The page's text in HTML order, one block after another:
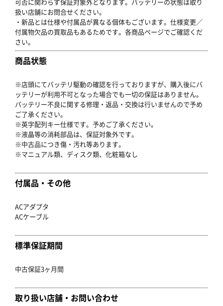
扱い店舗にお問合せください。
・新品とは仕様や付属品が異なる個体もございます。仕様変更／
付属物欠品の買取品もあるためです。各商品ページでご確認くだ
さい。
商品状態
※店頭にてバッテリ駆動の確認を行っておりますが、購入後にバ
ッテリーが利用不可となった場合でも一切の保証はありません。
バッテリー不良に関する修理・返品・交換は行いませんので予め
ご了承ください。
※英字配列キー仕様です。予めご了承ください。
※液晶等の消耗部品は、保証対象外です。
※中古品につき傷・汚れ等あります。
※マニュアル類、ディスク類、化粧箱なし
付属品・その他
ACアダプタ
ACケーブル
標準保証期間
中古保証3ヶ月間
取り扱い店舗・お問い合わせ